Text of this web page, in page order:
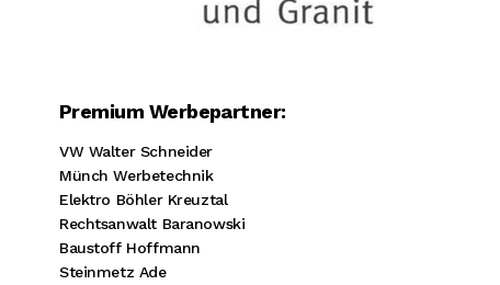
Premium Werbepartner:
VW Walter Schneider
Münch Werbetechnik
Elektro Böhler Kreuztal
Rechtsanwalt Baranowski
Baustoff Hoffmann
Steinmetz Ade